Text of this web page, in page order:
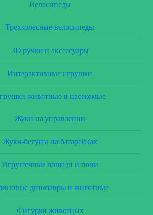
Велосипеды
Трехколесные велосипеды
3D ручки и аксессуары
Интерактивные игрушки
животные и насекомые
Жуки на управлении
Жуки-бегуны на батарейках
Игрушечные лошади и пони
динозавры и животные
Фигурки животных